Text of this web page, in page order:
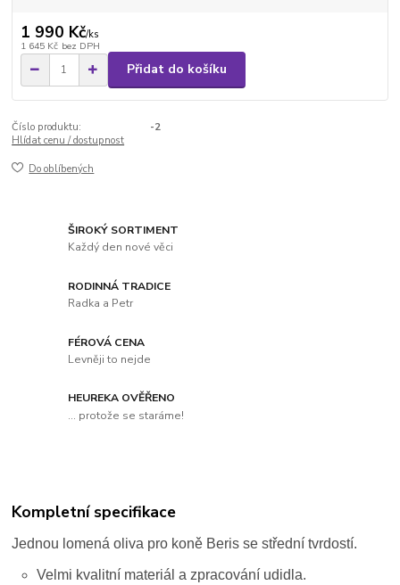
1 990 Kč/ks
1 645 Kč bez DPH
Přidat do košíku
Číslo produktu:
-2
Hlídat cenu / dostupnost
Do oblíbených
ŠIROKÝ SORTIMENT
Každý den nové věci
RODINNÁ TRADICE
Radka a Petr
FÉROVÁ CENA
Levněji to nejde
HEUREKA OVĚŘENO
... protože se staráme!
Kompletní specifikace
Jednou lomená oliva pro koně Beris se střední tvrdostí.
Velmi kvalitní materiál a zpracování udidla.